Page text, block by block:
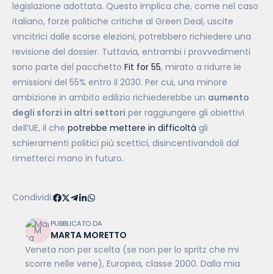
legislazione adottata. Questo implica che, come nel caso
italiano, forze politiche critiche al Green Deal, uscite
vincitrici dalle scorse elezioni, potrebbero richiedere una
revisione del dossier. Tuttavia, entrambi i provvedimenti
sono parte del pacchetto Fit for 55, mirato a ridurre le
emissioni del 55% entro il 2030. Per cui, una minore
ambizione in ambito edilizio richiederebbe un aumento
degli sforzi in altri settori per raggiungere gli obiettivi
dell’UE, il che potrebbe mettere in difficoltà gli
schieramenti politici più scettici, disincentivandoli dal
rimetterci mano in futuro.
Condividi:
PUBBLICATO DA
MARTA MORETTO
Veneta non per scelta (se non per lo spritz che mi
scorre nelle vene), Europea, classe 2000. Dalla mia